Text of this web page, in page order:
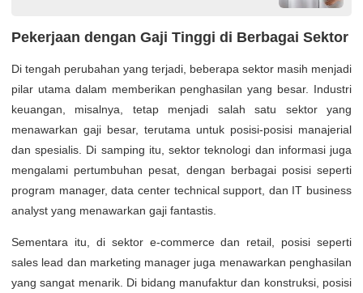
Pekerjaan dengan Gaji Tinggi di Berbagai Sektor
Di tengah perubahan yang terjadi, beberapa sektor masih menjadi
pilar utama dalam memberikan penghasilan yang besar. Industri
keuangan, misalnya, tetap menjadi salah satu sektor yang
menawarkan gaji besar, terutama untuk posisi-posisi manajerial
dan spesialis. Di samping itu, sektor teknologi dan informasi juga
mengalami pertumbuhan pesat, dengan berbagai posisi seperti
program manager, data center technical support, dan IT business
analyst yang menawarkan gaji fantastis.
Sementara itu, di sektor e-commerce dan retail, posisi seperti
sales lead dan marketing manager juga menawarkan penghasilan
yang sangat menarik. Di bidang manufaktur dan konstruksi, posisi